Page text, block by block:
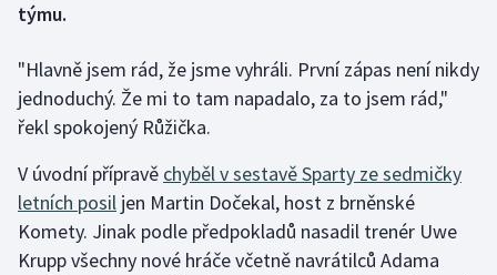
Futsal
Golf
Gymnastika
Házená
týmu.
"Hlavně jsem rád, že jsme vyhráli. První zápas není nikdy
jednoduchý. Že mi to tam napadalo, za to jsem rád,"
řekl spokojený Růžička.
V úvodní přípravě chyběl v sestavě Sparty ze sedmičky
letních posil jen Martin Dočekal, host z brněnské
Komety. Jinak podle předpokladů nasadil trenér Uwe
Krupp všechny nové hráče včetně navrátilců Adama